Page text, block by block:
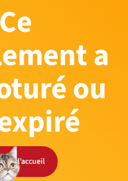
Ce
a
ou
à l’accueil